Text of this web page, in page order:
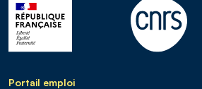
Portail emploi